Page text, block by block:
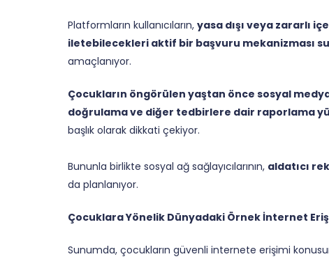
Platformların kullanıcıların, yasa dışı veya zararlı
iletebilecekleri aktif bir başvuru mekanizması
amaçlanıyor.
Çocukların öngörülen yaştan önce sosyal
doğrulama ve diğer tedbirlere dair raporlama
başlık olarak dikkati çekiyor.
Bununla birlikte sosyal ağ sağlayıcılarının, aldatıcı
da planlanıyor.
Çocuklara Yönelik Dünyadaki Örnek İnternet
Sunumda, çocukların güvenli internete erişimi